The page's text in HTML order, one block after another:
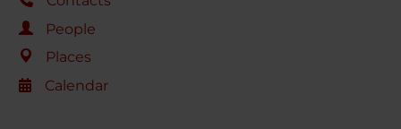
People
Places
Calendar